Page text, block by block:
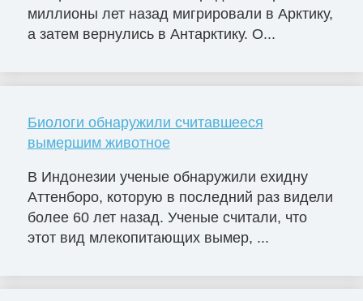
миллионы лет назад мигрировали в Арктику,
а затем вернулись в Антарктику. О...
Биологи обнаружили считавшееся
вымершим животное
В Индонезии ученые обнаружили ехидну
Аттенборо, которую в последний раз видели
более 60 лет назад. Ученые считали, что
этот вид млекопитающих вымер, ...